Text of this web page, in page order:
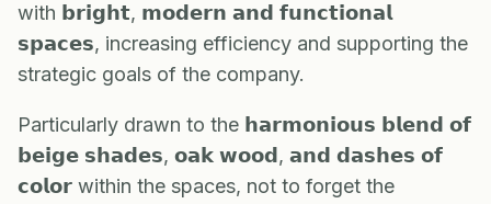
with 𝗯𝗿𝗶𝗴𝗵𝘁, 𝗺𝗼𝗱𝗲𝗿𝗻 𝗮𝗻𝗱 𝗳𝘂𝗻𝗰𝘁𝗶𝗼𝗻𝗮𝗹
𝘀𝗽𝗮𝗰𝗲𝘀, increasing efficiency and supporting the
strategic goals of the company.
Particularly drawn to the 𝗵𝗮𝗿𝗺𝗼𝗻𝗶𝗼𝘂𝘀 𝗯𝗹𝗲𝗻𝗱 𝗼𝗳
𝗯𝗲𝗶𝗴𝗲 𝘀𝗵𝗮𝗱𝗲𝘀, 𝗼𝗮𝗸 𝘄𝗼𝗼𝗱, 𝗮𝗻𝗱 𝗱𝗮𝘀𝗵𝗲𝘀 𝗼𝗳
𝗰𝗼𝗹𝗼𝗿 within the spaces, not to forget the